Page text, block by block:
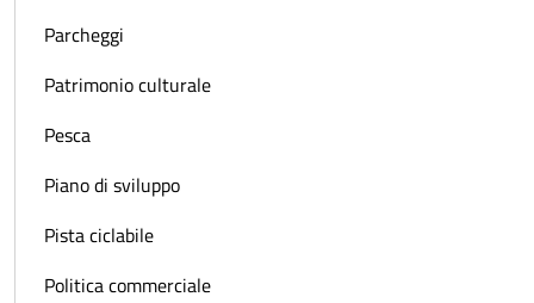
Parcheggi
Patrimonio culturale
Pesca
Piano di sviluppo
Pista ciclabile
Politica commerciale